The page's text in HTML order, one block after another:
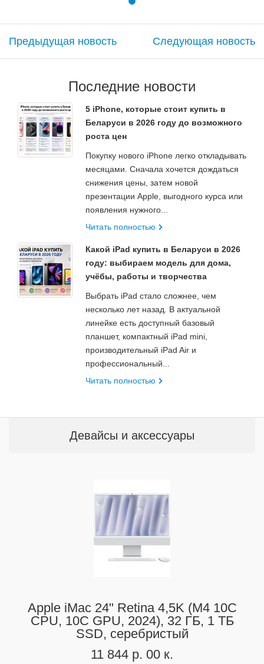
Предыдущая новость Следующая новость
Последние новости
5 iPhone, которые стоит купить в
Беларуси в 2026 году до возможного
роста цен
Покупку нового iPhone легко откладывать
месяцами. Сначала хочется дождаться
снижения цены, затем новой
презентации Apple, выгодного курса или
появления нужного...
Читать полностью
Какой iPad купить в Беларуси в 2026
году: выбираем модель для дома,
учёбы, работы и творчества
Выбрать iPad стало сложнее, чем
несколько лет назад. В актуальной
линейке есть доступный базовый
планшет, компактный iPad mini,
производительный iPad Air и
профессиональный...
Читать полностью
Девайсы и аксессуары
Apple iMac 24" Retina 4,5K (M4 10C
CPU, 10C GPU, 2024), 32 ГБ, 1 ТБ
SSD, серебристый
11 844 р. 00 к.